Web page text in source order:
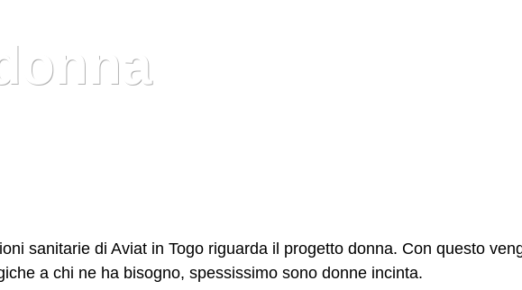
sanitarie di Aviat in Togo riguarda il progetto donna. Con questo
a chi ne ha bisogno, spessissimo sono donne incinta.